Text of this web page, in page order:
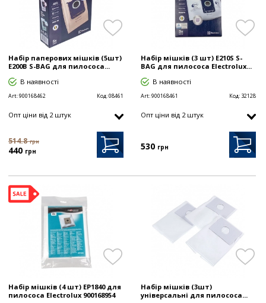
Набір паперових мішків (5шт)
E200B S-BAG для пилососа...
В наявності
Art:900168462 Код:08461
Опт цiни від 2 штук
514.8 грн
440 грн
Набір мішків (3 шт) E210S S-
BAG для пилососа Electrolux...
В наявності
Art:900168461 Код: 32128
Опт цiни від 2 штук
530 грн
Набір мішків (4 шт) EP1840 для
пилососа Electrolux 900168954
Набір мішків (3шт)
універсальні для пилососа...